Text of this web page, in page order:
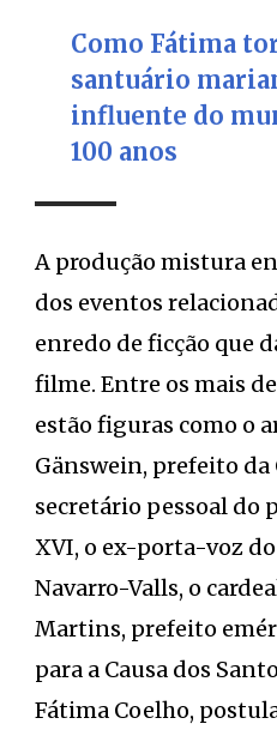
Como Fátima
santuário
influente do
100 anos
A produção mistura
dos eventos
enredo de ficção que
filme. Entre os mais
estão figuras como o
Gänswein, prefeito da
secretário pessoal do
XVI, o ex-porta-voz
Navarro-Valls, o
Martins, prefeito
para a Causa dos
Fátima Coelho,